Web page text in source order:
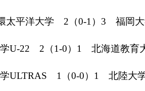
太平洋大学 2（0-1）3 福岡
U-22 2（1-0）1 北海道教育
ULTRAS 1（0-0）1 北陸大